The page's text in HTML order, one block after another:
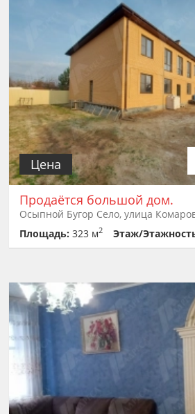
Цена
Продаётся большой дом.
Осыпной Бугор Село, улица
Площадь:323 м2 Этаж/